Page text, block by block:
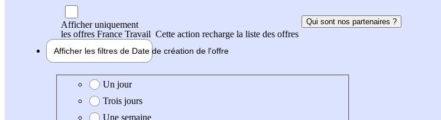
Afficher uniquement
les offres France Travail Cette action recharge la liste des offres
Qui sont nos partenaires ?
Afficher les filtres de Date de création de l'offre
Date de création de l'offre
Un jour
Trois jours
Une semaine